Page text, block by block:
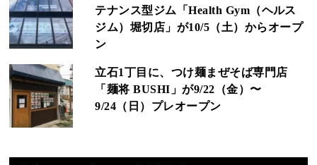
テナンス型ジム「Health Gym（ヘルス
ジム）堀切店」が10/5（土）からオープ
ン
立石1丁目に、つけ麺まぜそば専門店
「麺将 BUSHI」が9/22（金）〜
9/24（日）プレオープン